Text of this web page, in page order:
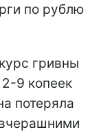
по рублю
гривны
9 копеек
потеряла